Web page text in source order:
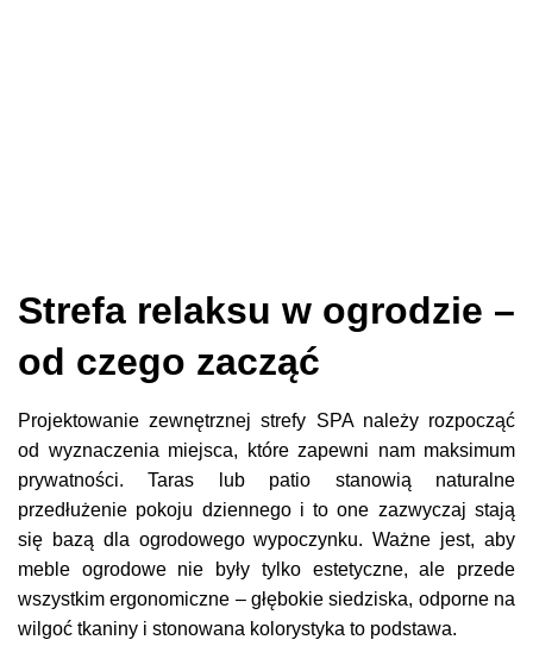
Strefa relaksu w ogrodzie –
od czego zacząć
Projektowanie zewnętrznej strefy SPA należy rozpocząć
od wyznaczenia miejsca, które zapewni nam maksimum
prywatności. Taras lub patio stanowią naturalne
przedłużenie pokoju dziennego i to one zazwyczaj stają
się bazą dla ogrodowego wypoczynku. Ważne jest, aby
meble ogrodowe nie były tylko estetyczne, ale przede
wszystkim ergonomiczne – głębokie siedziska, odporne na
wilgoć tkaniny i stonowana kolorystyka to podstawa.